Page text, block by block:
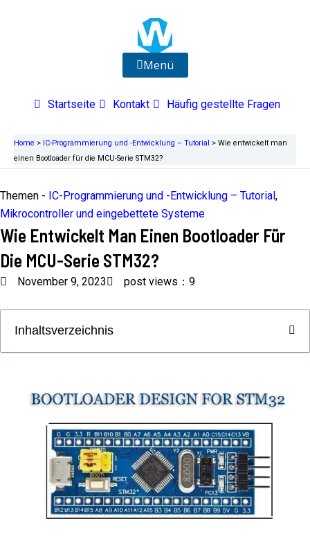
Menü
Startseite Kontakt Häufig gestellte Fragen
Home > IC-Programmierung und -Entwicklung – Tutorial > Wie entwickelt man
einen Bootloader für die MCU-Serie STM32?
Themen - IC-Programmierung und -Entwicklung – Tutorial,
Mikrocontroller und eingebettete Systeme
Wie Entwickelt Man Einen Bootloader Für
Die MCU-Serie STM32?
November 9, 2023 post views：9
Inhaltsverzeichnis